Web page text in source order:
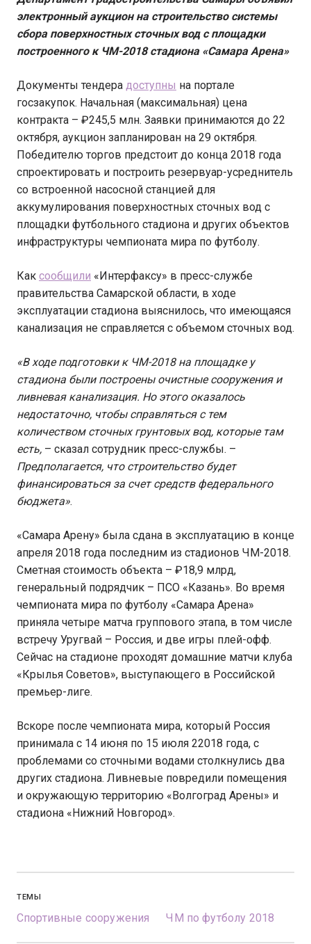
электронный аукцион на строительство системы
сбора поверхностных сточных вод с площадки
построенного к ЧМ-2018 стадиона «Самара Арена»
Документы тендера доступны на портале
госзакупок. Начальная (максимальная) цена
контракта – ₽245,5 млн. Заявки принимаются до 22
октября, аукцион запланирован на 29 октября.
Победителю торгов предстоит до конца 2018 года
спроектировать и построить резервуар-усреднитель
со встроенной насосной станцией для
аккумулирования поверхностных сточных вод с
площадки футбольного стадиона и других объектов
инфраструктуры чемпионата мира по футболу.
Как сообщили «Интерфаксу» в пресс-службе
правительства Самарской области, в ходе
эксплуатации стадиона выяснилось, что имеющаяся
канализация не справляется с объемом сточных вод.
«В ходе подготовки к ЧМ-2018 на площадке у
стадиона были построены очистные сооружения и
ливневая канализация. Но этого оказалось
недостаточно, чтобы справляться с тем
количеством сточных грунтовых вод, которые там
есть, – сказал сотрудник пресс-службы. –
Предполагается, что строительство будет
финансироваться за счет средств федерального
бюджета».
«Самара Арену» была сдана в эксплуатацию в конце
апреля 2018 года последним из стадионов ЧМ-2018.
Сметная стоимость объекта – ₽18,9 млрд,
генеральный подрядчик – ПСО «Казань». Во время
чемпионата мира по футболу «Самара Арена»
приняла четыре матча группового этапа, в том числе
встречу Уругвай – Россия, и две игры плей-офф.
Сейчас на стадионе проходят домашние матчи клуба
«Крылья Советов», выступающего в Российской
премьер-лиге.
Вскоре после чемпионата мира, который Россия
принимала с 14 июня по 15 июля 22018 года, с
проблемами со сточными водами столкнулись два
других стадиона. Ливневые повредили помещения
и окружающую территорию «Волгоград Арены» и
стадиона «Нижний Новгород».
ТЕМЫ
Спортивные сооружения ЧМ по футболу 2018